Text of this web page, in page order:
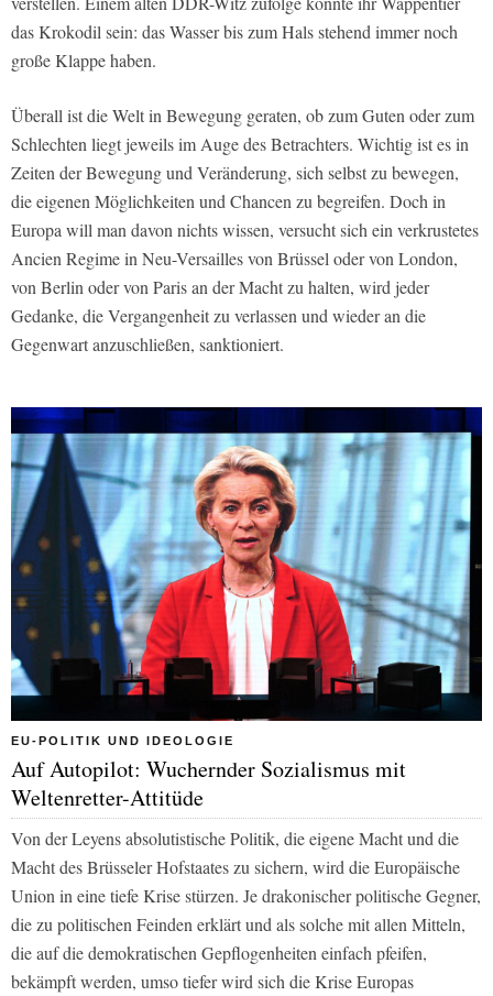
das Krokodil sein: das Wasser bis zum Hals stehend immer noch
große Klappe haben.
Überall ist die Welt in Bewegung geraten, ob zum Guten oder zum
Schlechten liegt jeweils im Auge des Betrachters. Wichtig ist es in
Zeiten der Bewegung und Veränderung, sich selbst zu bewegen,
die eigenen Möglichkeiten und Chancen zu begreifen. Doch in
Europa will man davon nichts wissen, versucht sich ein verkrustetes
Ancien Regime in Neu-Versailles von Brüssel oder von London,
von Berlin oder von Paris an der Macht zu halten, wird jeder
Gedanke, die Vergangenheit zu verlassen und wieder an die
Gegenwart anzuschließen, sanktioniert.
EU-POLITIK UND IDEOLOGIE
Auf Autopilot: Wuchernder Sozialismus mit
Weltenretter-Attitüde
Von der Leyens absolutistische Politik, die eigene Macht und die
Macht des Brüsseler Hofstaates zu sichern, wird die Europäische
Union in eine tiefe Krise stürzen. Je drakonischer politische Gegner,
die zu politischen Feinden erklärt und als solche mit allen Mitteln,
die auf die demokratischen Gepflogenheiten einfach pfeifen,
bekämpft werden, umso tiefer wird sich die Krise Europas